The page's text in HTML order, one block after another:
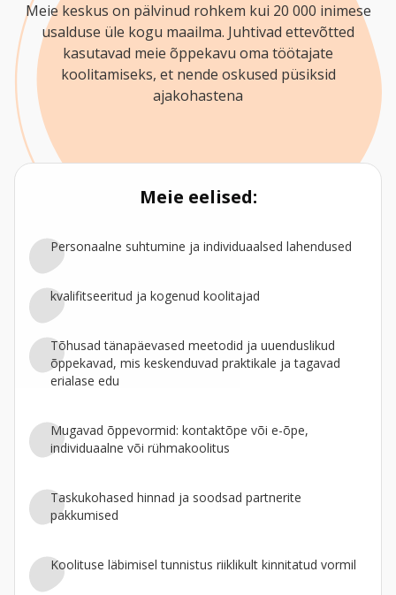
Meie keskus on pälvinud rohkem kui 20 000 inimese
usalduse üle kogu maailma. Juhtivad ettevõtted
kasutavad meie õppekavu oma töötajate
koolitamiseks, et nende oskused püsiksid
ajakohastena
Meie eelised:
Personaalne suhtumine ja individuaalsed lahendused
kvalifitseeritud ja kogenud koolitajad
Tõhusad tänapäevased meetodid ja uuenduslikud
õppekavad, mis keskenduvad praktikale ja tagavad
erialase edu
Mugavad õppevormid: kontaktõpe või e-õpe,
individuaalne või rühmakoolitus
Taskukohased hinnad ja soodsad partnerite
pakkumised
Koolituse läbimisel tunnistus riiklikult kinnitatud vormil